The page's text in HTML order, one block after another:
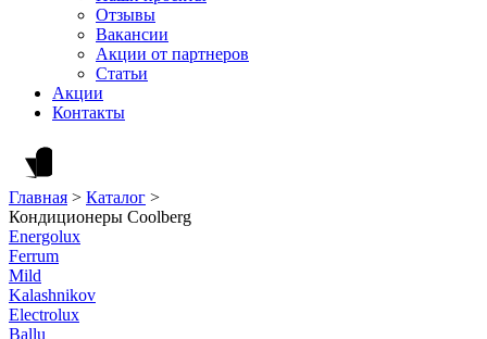
Отзывы
Вакансии
Акции от партнеров
Статьи
Акции
Контакты
Главная > Каталог >
Кондиционеры Coolberg
Energolux
Ferrum
Mild
Kalashnikov
Electrolux
Ballu